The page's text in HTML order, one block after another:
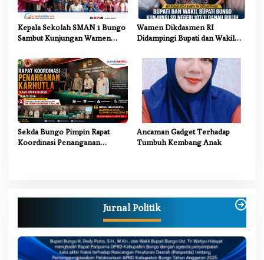
Kepala Sekolah SMAN 1 Bungo
Sambut Kunjungan Wamen
PJJ untuk Anak Putus Sekolah
Wamen Dikdasmen RI
Didampingi Bupati dan Wakil
SD Negeri 107/II Danau Buluh
Sekda Bungo Pimpin Rapat
Koordinasi Penanganan
Ancaman Gadget Terhadap
Tumbuh Kembang Anak
Jurnal Politik